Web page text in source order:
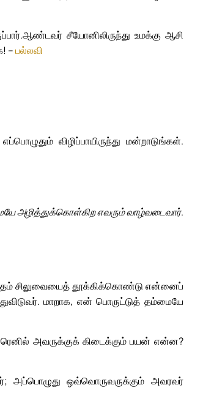
ஆண்டவர் சீயோனிலிருந்து உமக்கு ஆசி
–பல்லவி
விழிப்பாயிருந்து மன்றாடுங்கள்.
அழித்துக்கொள்கிற எவரும் வாழ்வடைவார்.
தம் சிலுவையைத் தூக்கிக்கொண்டு என்னைப்
மாறாக, என் பொருட்டுத் தம்மையே
அவருக்குக் கிடைக்கும் பயன் என்ன?
அப்பொழுது ஒவ்வொருவருக்கும் அவரவர்